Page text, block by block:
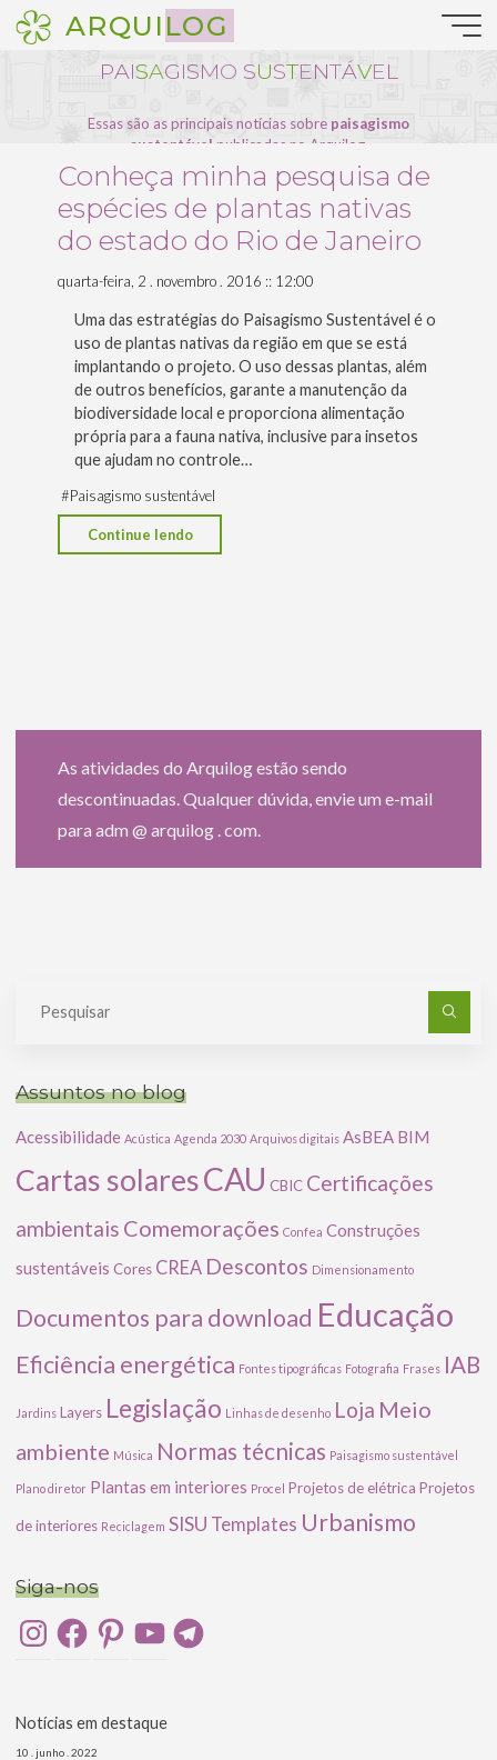
Pular
para
ARQUILOG
PAIS
SA
AGISMO SUST
TENTÁV
VEL
Essas são as principais notícias sobre paisagismo
sustentável publicadas no Arquilog.
Conheça minha pesquisa de
espécies de plantas nativas
do estado do Rio de Janeiro
quarta-feira, 2 . novembro . 2016 :: 12:00
Uma das estratégias do Paisagismo Sustentável é o
uso de plantas nativas da região em que se está
implantando o projeto. O uso dessas plantas, além
de outros benefícios, garante a manutenção da
biodiversidade local e proporciona alimentação
própria para a fauna nativa, inclusive para insetos
que ajudam no controle…
#Paisagismo sustentável
Continue lendo
minha
nativas
estado
do
Rio
de
As atividades do Arquilog estão sendo
descontinuadas. Qualquer dúvida, envie um e-mail
para adm @ arquilog . com.
Assuntos no blog
Acessibilidade Acústica Agenda 2030 Arquivos digitais AsBEA BIM
Cartas solaresCAU CBIC Certificações
ambientais Comemorações Confea Construções
sustentáveis Cores CREA Descontos Dimensionamento
Documentos para download Educação
Eficiência energética Fontes tipográficas Fotografia Frases IAB
Jardins Layers Legislação Linhas de desenho Loja Meio
ambiente Música Normas técnicas Paisagismo sustentável
Plano diretor Plantas em interiores Procel Projetos de elétrica Projetos
de interiores Reciclagem SISU Templates Urbanismo
Siga-nos
InstagramFacebookPinterestYouTubeTelegram
Notícias em destaque
10 . junho . 2022